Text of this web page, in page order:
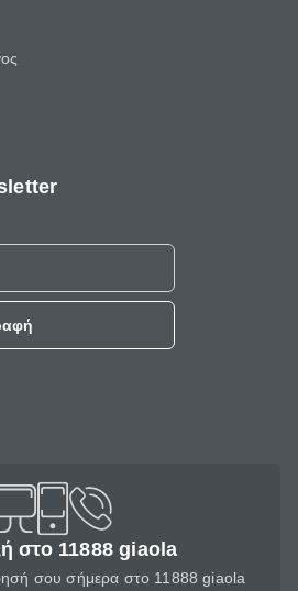
στο 11888 giaola
σου σήμερα στο 11888 giaola